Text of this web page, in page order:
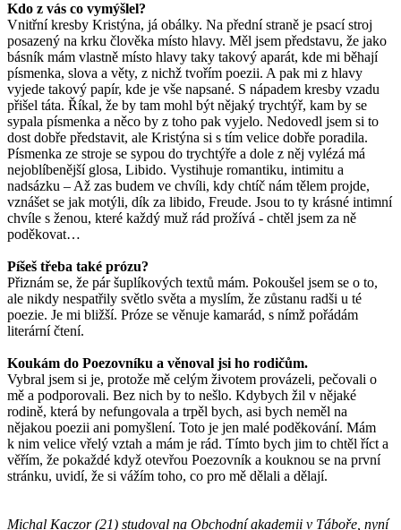
Kdo z vás co vymýšlel?
Vnitřní kresby Kristýna, já obálky. Na přední straně je psací stroj
posazený na krku člověka místo hlavy. Měl jsem představu, že jako
básník mám vlastně místo hlavy taky takový aparát, kde mi běhají
písmenka, slova a věty, z nichž tvořím poezii. A pak mi z hlavy
vyjede takový papír, kde je vše napsané. S nápadem kresby vzadu
přišel táta. Říkal, že by tam mohl být nějaký trychtýř, kam by se
sypala písmenka a něco by z toho pak vyjelo. Nedovedl jsem si to
dost dobře představit, ale Kristýna si s tím velice dobře poradila.
Písmenka ze stroje se sypou do trychtýře a dole z něj vylézá má
nejoblíbenější glosa, Libido. Vystihuje romantiku, intimitu a
nadsázku – Až zas budem ve chvíli, kdy chtíč nám tělem projde,
vznášet se jak motýli, dík za libido, Freude. Jsou to ty krásné intimní
chvíle s ženou, které každý muž rád prožívá - chtěl jsem za ně
poděkovat…
Píšeš třeba také prózu?
Přiznám se, že pár šuplíkových textů mám. Pokoušel jsem se o to,
ale nikdy nespatřily světlo světa a myslím, že zůstanu radši u té
poezie. Je mi bližší. Próze se věnuje kamarád, s nímž pořádám
literární čtení.
Koukám do Poezovníku a věnoval jsi ho rodičům.
Vybral jsem si je, protože mě celým životem provázeli, pečovali o
mě a podporovali. Bez nich by to nešlo. Kdybych žil v nějaké
rodině, která by nefungovala a trpěl bych, asi bych neměl na
nějakou poezii ani pomyšlení. Toto je jen malé poděkování. Mám
k nim velice vřelý vztah a mám je rád. Tímto bych jim to chtěl říct a
věřím, že pokaždé když otevřou Poezovník a kouknou se na první
stránku, uvidí, že si vážím toho, co pro mě dělali a dělají.
Michal Kaczor (21) studoval na Obchodní akademii v Táboře, nyní